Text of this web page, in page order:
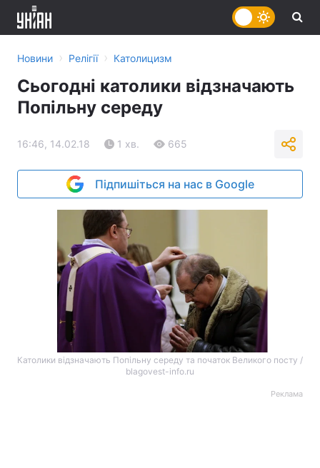
Новини › Релігії › Католицизм
Сьогодні католики відзначають
Попільну середу
16:46, 14.02.18 1 хв. 665
Підпишіться на нас в Google
Католики відзначають Попільну середу та початок Великого посту /
blagovest-info.ru
Реклама